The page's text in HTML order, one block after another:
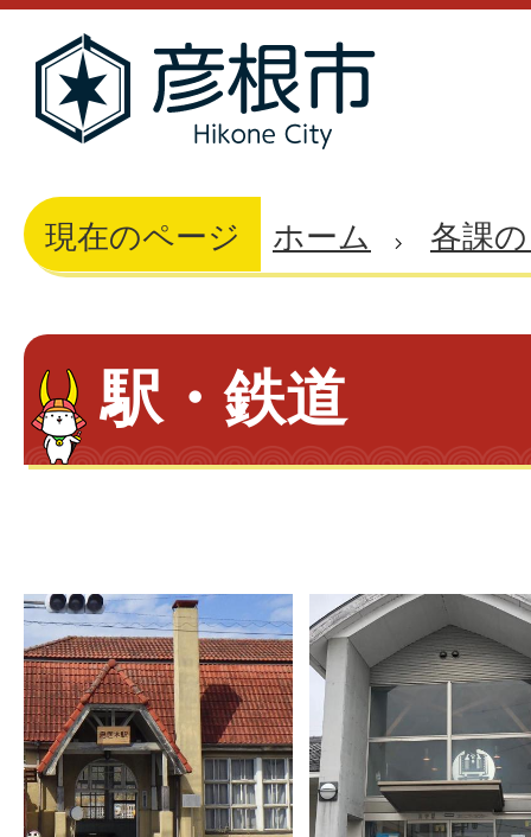
現在のページ ホーム 各課
駅・鉄道